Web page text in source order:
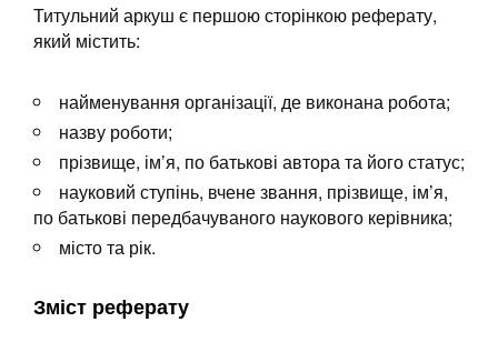
Титульний аркуш є першою сторінкою реферату,
який містить:
найменування організації, де виконана робота;
назву роботи;
прізвище, ім’я, по батькові автора та його статус;
науковий ступінь, вчене звання, прізвище, ім’я,
по батькові передбачуваного наукового керівника;
місто та рік.
Зміст реферату